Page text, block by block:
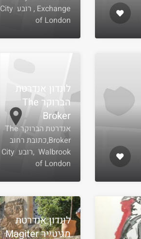
Exchange , רובע City
of London
לונדון אנדרטת
הברוקר The
Broker
אנדרטת הברוקר The
Broker,כתובת רחוב
Walbrook ,רובע City
of London
לונדון אנדרטת
מגיטייר Magiter